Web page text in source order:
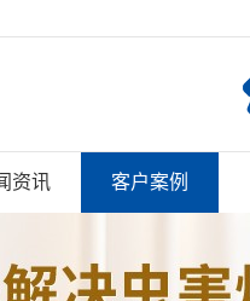
资讯 客户案例